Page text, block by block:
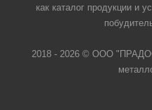
как каталог продукции и
2018 - 2026 © ООО